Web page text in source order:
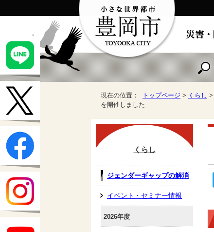
現在の位置： トップページ > くらし >
を開催しました
くらし
ジェンダーギャップの解消
イベント・セミナー情報
2026年度